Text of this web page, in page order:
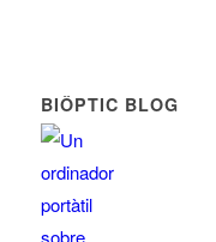
BIÔPTIC BLOG